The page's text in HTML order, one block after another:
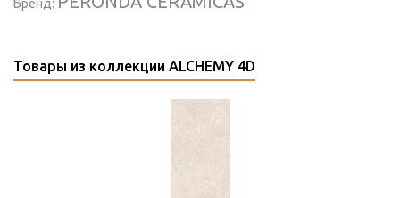
Бренд:
Товары из коллекции ALCHEMY 4D